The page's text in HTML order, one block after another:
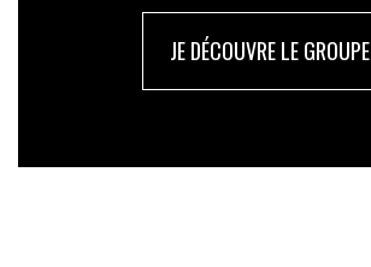
JE DÉCOUVRE LE GROUPE